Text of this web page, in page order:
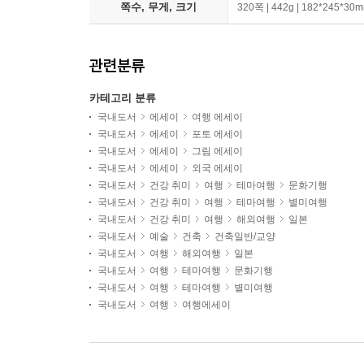
쪽수, 무게, 크기 320쪽 | 442g |
관련분류
카테고리 분류
국내도서 에세이
여행 에세이
국내도서
에세이
포토 에세이
국내도서
에세이
그림 에세이
국내도서
에세이
외국 에세이
국내도서
건강 취미 여행 테마여행
문화기행
국내도서
건강 취미 여행 테마여행
별미여행
국내도서
건강 취미 여행 해외여행
일본
국내도서
예술 건축
건축일반/교양
국내도서
여행 해외여행
일본
국내도서
여행 테마여행
문화기행
국내도서
여행 테마여행
별미여행
국내도서
여행 여행에세이